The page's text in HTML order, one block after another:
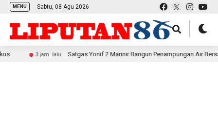
MENU Sabtu, 08 Agu 2026
jam lalu Satgas Yonif 2 Marinir Bangun Penampungan Air Bersama